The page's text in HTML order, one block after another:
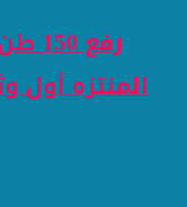
المنتزه أول